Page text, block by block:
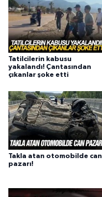
Tatilcilerin kabusu
yakalandı! Çantasından
çıkanlar şoke etti
Takla atan otomobilde can
pazarı!